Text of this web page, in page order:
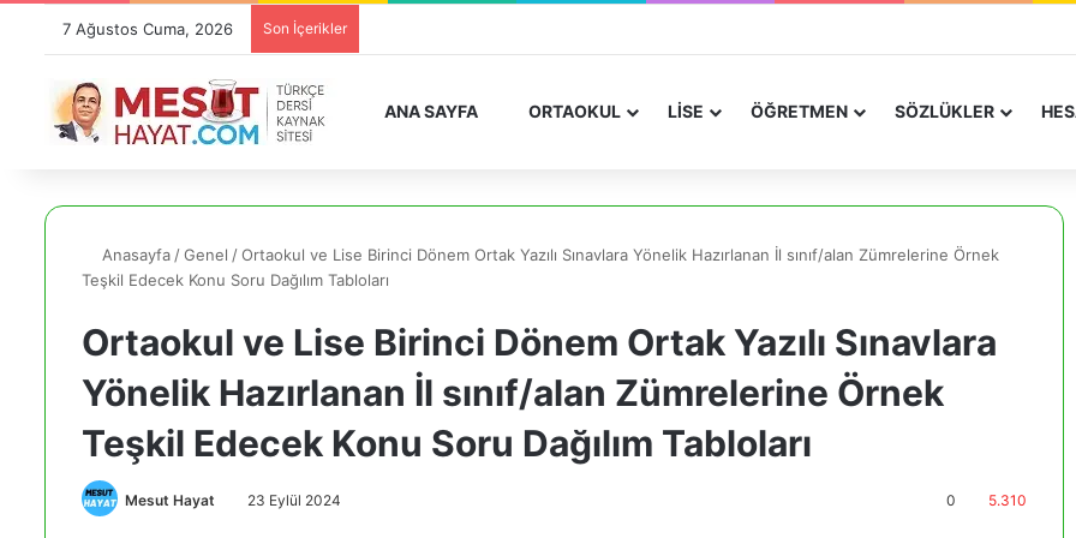
7 Ağustos Cuma, 2026 Son İçerikler
ANA SAYFA ORTAOKUL LİSE ÖĞRETMEN SÖZLÜKLER
Anasayfa /Genel /Ortaokul ve Lise Birinci Dönem Ortak Yazılı Sınavlara Yönelik Hazırlanan İl sınıf/alan Zümrelerine Örnek
Teşkil Edecek Konu Soru Dağılım Tabloları
Ortaokul ve Lise Birinci Dönem Ortak Yazılı Sınavlara
Yönelik Hazırlanan İl sınıf/alan Zümrelerine Örnek
Teşkil Edecek Konu Soru Dağılım Tabloları
Mesut Hayat 23 Eylül 2024 0 5.310